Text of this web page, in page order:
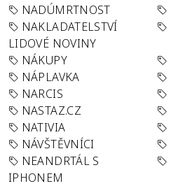
NADÚMRTNOST
NAKLADATELSTVÍ
LIDOVÉ NOVINY
NÁKUPY
NÁPLAVKA
NARCIS
NASTAZ.CZ
NATIVIA
NÁVŠTĚVNÍCI
NEANDRTÁL S
IPHONEM